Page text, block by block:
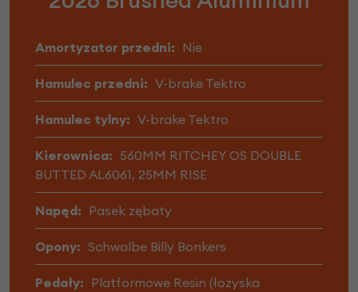
Amortyzator przedni: Nie
Hamulec przedni: V-brake Tektro
Hamulec tylny: V-brake Tektro
Kierownica: 560MM RITCHEY OS DOUBLE
BUTTED AL6061, 25MM RISE
Napęd: Pasek zębaty
Opony: Schwalbe Billy Bonkers
Pedały: Platformowe Resin (łożyska